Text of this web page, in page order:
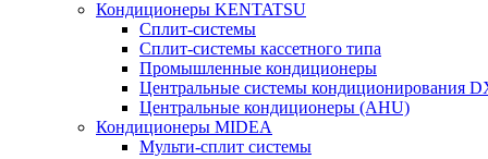
Кондиционеры KENTATSU
Сплит-системы
Сплит-системы кассетного типа
Промышленные кондиционеры
Центральные системы кондиционирования
Центральные кондиционеры (AHU)
Кондиционеры MIDEA
Мульти-сплит системы